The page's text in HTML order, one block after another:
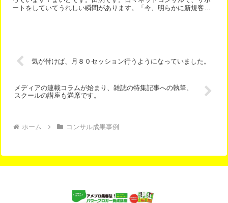
ートをしていてうれしい瞬間があります。「今、明らかに新規客が
気が付けば、月８０セッション行うようになっていました。
メディアの連載コラムが始まり、雑誌の特集記事への執筆、
スクールの講座も満席です。
ホーム コンサル成果事例